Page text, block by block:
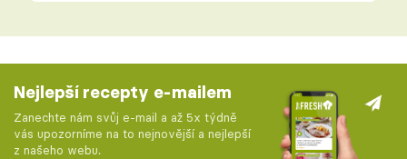
Nejlepší recepty e-mailem
Zanechte nám svůj e-mail a až 5x týdně
vás upozorníme na to nejnovější a nejlepší
z našeho webu.